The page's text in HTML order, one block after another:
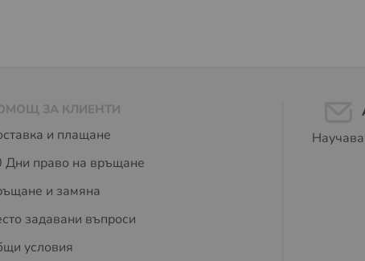
ЗА КЛИЕНТИ
и плащане
Дни право на връщане
и замяна
задавани въпроси
условия